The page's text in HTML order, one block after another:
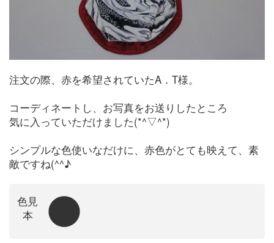
注文の際、赤を希望されていたA．T様。
コーディネートし、お写真をお送りしたところ
気に入っていただけました(*^▽^*)
シンプルな色使いなだけに、赤色がとても映えて、素
敵ですね(^^♪
色見
本